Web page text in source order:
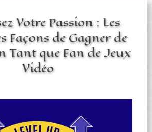
Votre Passion : Les
Façons de Gagner de
Tant que Fan de Jeux
Vidéo